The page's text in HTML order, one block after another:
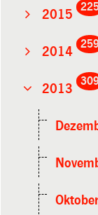
2015
2014
2013